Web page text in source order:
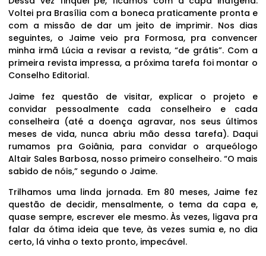
Voltei pra Brasília com a boneca praticamente pronta e
com a missão de dar um jeito de imprimir. Nos dias
seguintes, o Jaime veio pra Formosa, pra convencer
minha irmã Lúcia a revisar a revista, “de grátis”. Com a
primeira revista impressa, a próxima tarefa foi montar o
Conselho Editorial.
Jaime fez questão de visitar, explicar o projeto e
convidar pessoalmente cada conselheiro e cada
conselheira (até a doença agravar, nos seus últimos
meses de vida, nunca abriu mão dessa tarefa). Daqui
rumamos pra Goiânia, para convidar o arqueólogo
Altair Sales Barbosa, nosso primeiro conselheiro. “O mais
sabido de nóis,” segundo o Jaime.
Trilhamos uma linda jornada. Em 80 meses, Jaime fez
questão de decidir, mensalmente, o tema da capa e,
quase sempre, escrever ele mesmo. Às vezes, ligava pra
falar da ótima ideia que teve, às vezes sumia e, no dia
certo, lá vinha o texto pronto, impecável.